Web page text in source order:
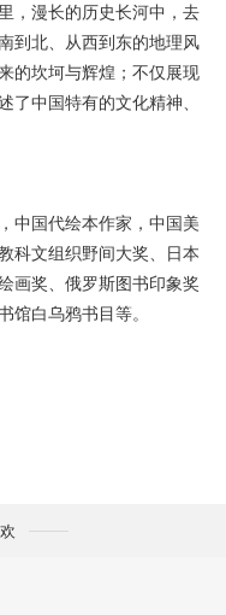
，漫长的历史长河中，去
到北、从西到东的地理风
的坎坷与辉煌；不仅展现
了中国特有的文化精神、
中国代绘本作家，中国美
科文组织野间大奖、日本
画奖、俄罗斯图书印象奖
馆白乌鸦书目等。